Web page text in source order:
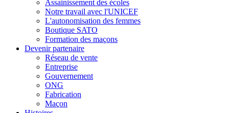
Assainissement des écoles
Notre travail avec l'UNICEF
L'autonomisation des femmes
Boutique SATO
Formation des maçons
Devenir partenaire
Réseau de vente
Entreprise
Gouvernement
ONG
Fabrication
Maçon